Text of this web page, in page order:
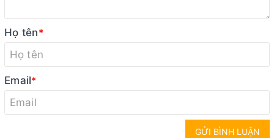
Họ tên*
Email*
GỬI BÌNH LUẬN